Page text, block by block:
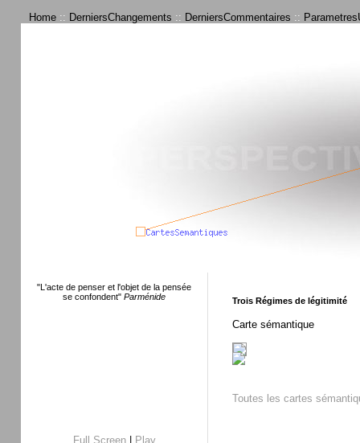
Home :: DerniersChangements :: DerniersCommentaires ::
"L'acte de penser et l'objet de la pensée
se confondent" Parménide
Full Screen|
Play
Trois Régimes de légitimité
Carte sémantique
Toutes les cartes